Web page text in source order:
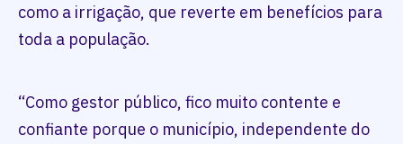
como a irrigação, que reverte em benefícios para
toda a população.
“Como gestor público, fico muito contente e
confiante porque o município, independente do